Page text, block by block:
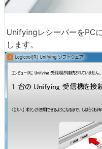
UnifyingレシーバーをPC
します。